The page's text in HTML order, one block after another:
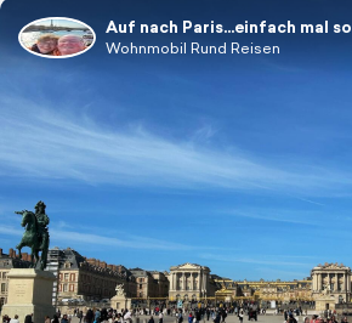
Auf nach Paris…einfach mal so
Wohnmobil Rund Reisen